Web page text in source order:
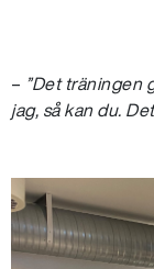
– ”Det träningen
jag, så kan du.